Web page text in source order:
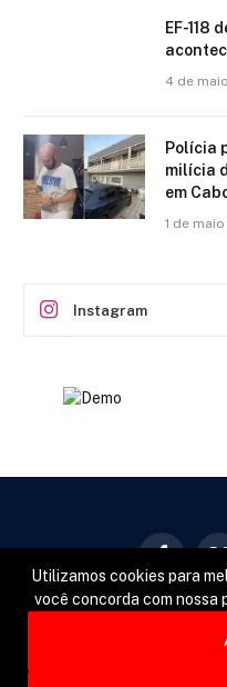
EF-118
4 de
Polícia
milícia
em
1 de
Instagram
Utilizamos cookies para
você concorda com nossa